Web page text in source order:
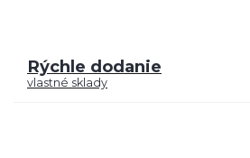
Rýchle dodanie
vlastné sklady